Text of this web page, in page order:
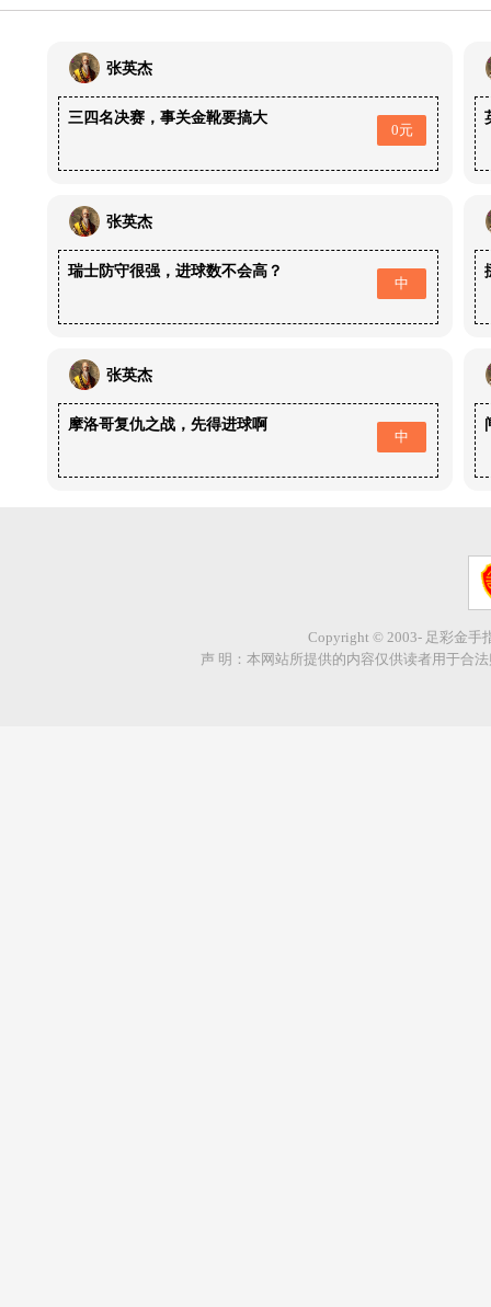
张英杰
三四名决赛，事关金靴要搞大
0元
张英杰
瑞士防守很强，进球数不会高？
中
张英杰
摩洛哥复仇之战，先得进球啊
中
Copyright © 2003- 足彩金手
声 明：本网站所提供的内容仅供读者用于合